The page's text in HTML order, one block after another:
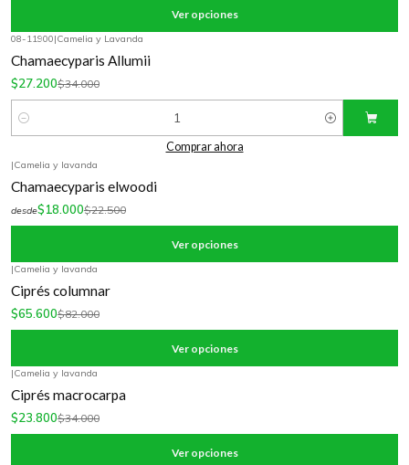
Ver opciones
08-11900|Camelia y Lavanda
Chamaecyparis Allumii
$27.200$34.000
Cantidad
Comprar ahora
|Camelia y lavanda
Chamaecyparis elwoodi
desde$18.000$22.500
Ver opciones
|Camelia y lavanda
Ciprés columnar
$65.600$82.000
Ver opciones
|Camelia y lavanda
Ciprés macrocarpa
$23.800$34.000
Ver opciones